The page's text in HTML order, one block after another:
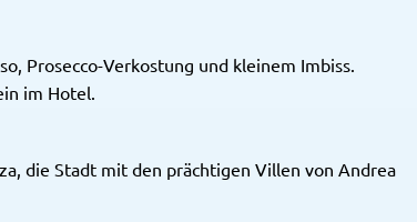
Prosecco-Verkostung und kleinem Imbiss.
im Hotel.
die Stadt mit den prächtigen Villen von Andrea